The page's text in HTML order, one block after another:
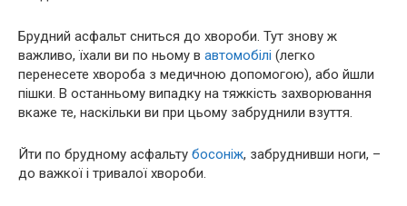
Брудний асфальт сниться до хвороби. Тут знову ж
важливо, їхали ви по ньому в автомобілі (легко
перенесете хвороба з медичною допомогою), або йшли
пішки. В останньому випадку на тяжкість захворювання
вкаже те, наскільки ви при цьому забруднили взуття.
Йти по брудному асфальту босоніж, забруднивши ноги, –
до важкої і тривалої хвороби.